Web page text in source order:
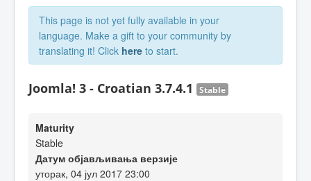
This page is not yet fully available in your
language. Make a gift to your community by
translating it! Click here to start.
Joomla! 3 - Croatian 3.7.4.1 Stable
Maturity
Stable
Датум објављивања верзије
уторак, 04 јул 2017 23:00